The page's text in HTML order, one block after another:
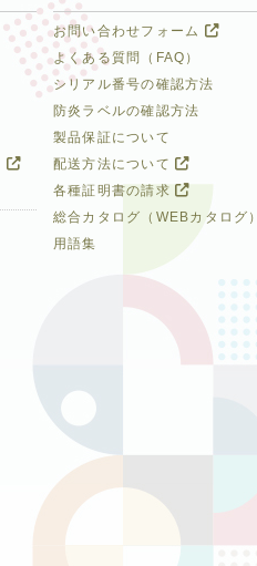
お問い合わせフォーム
よくある質問（FAQ）
シリアル番号の確認方法
防炎ラベルの確認方法
製品保証について
配送方法について
各種証明書の請求
総合カタログ（WEBカタログ）
用語集